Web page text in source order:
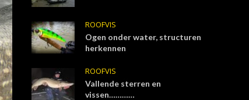
ROOFVIS
Ogen onder water, structuren
herkennen
ROOFVIS
Vallende sterren en
vissen…………